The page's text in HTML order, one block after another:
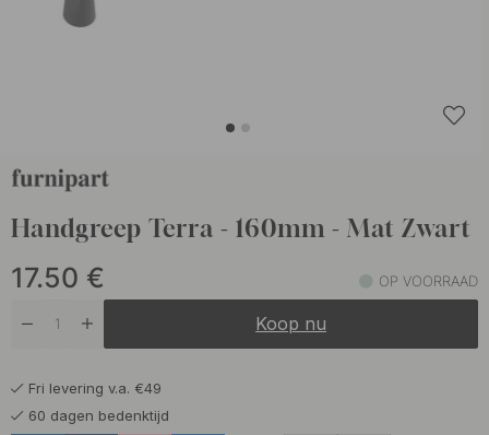
Handgreep Terra - 160mm - Mat Zwart
17.50 € OP VOORRAAD
Koop nu
Fri levering v.a. €49
60 dagen bedenktijd